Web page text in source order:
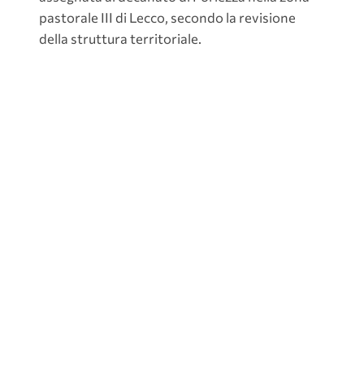
pastorale III di Lecco, secondo la revisione
della struttura territoriale.